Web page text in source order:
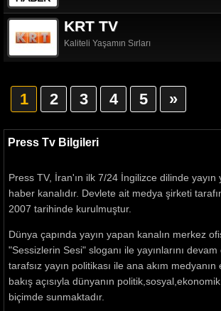
KRT TV
Kaliteli Yaşamın Sırları
1 2 3 4 5 »
Press Tv Bilgileri
Press TV, İran'ın ilk 7/24 İngilizce dilinde yayın
haber kanalıdır. Devlete ait medya şirketi
2007 tarihinde kurulmuştur.
Dünya çapında yayın yapan kanalın merkez
"Sessizlerin Sesi" sloganı ile yayınlarını
tarafsız yayın politikası ile ana akım medyanın
bakış açısıyla dünyanın
biçimde sunmaktadır.